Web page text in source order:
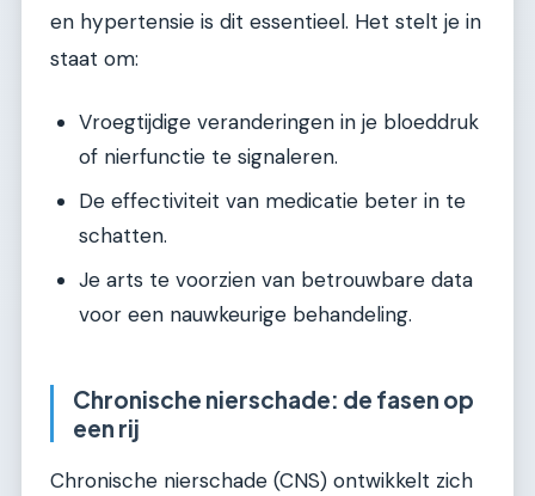
en hypertensie is dit essentieel. Het stelt je in
staat om:
Vroegtijdige veranderingen in je bloeddruk
of nierfunctie te signaleren.
De effectiviteit van medicatie beter in te
schatten.
Je arts te voorzien van betrouwbare data
voor een nauwkeurige behandeling.
Chronische nierschade: de fasen op
een rij
Chronische nierschade (CNS) ontwikkelt zich